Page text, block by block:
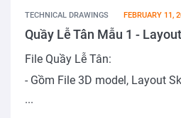
TECHNICAL DRAWINGS FEBRUARY 11,
Quầy Lễ Tân Mẫu 1 -
File Quầy Lễ Tân:
- Gồm File 3D model, Layout
...